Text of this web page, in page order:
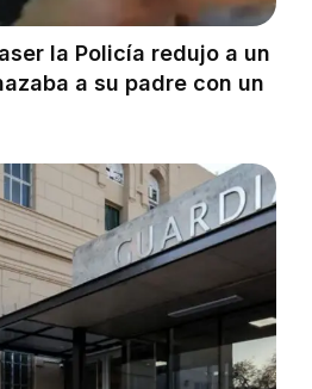
la Policía redujo a un
a su padre con un